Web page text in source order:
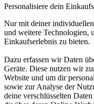
Personalisiere dein
Nur mit deiner
und weitere Technologien,
Einkaufserlebnis zu bieten.
Dazu erfassen wir Daten
Geräte. Diese nutzen wir
Website und um dir
sowie zur Analyse der
deine verschlüsselten